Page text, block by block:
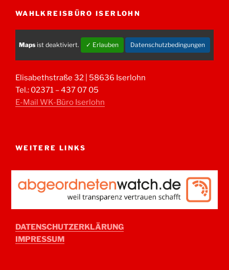
WAHLKREISBÜRO ISERLOHN
Maps ist deaktiviert. ✓ Erlauben Datenschutzbedingungen
Elisabethstraße 32 | 58636 Iserlohn
Tel.: 02371 – 437 07 05
E-Mail WK-Büro Iserlohn
WEITERE LINKS
DATENSCHUTZERKLÄRUNG
IMPRESSUM